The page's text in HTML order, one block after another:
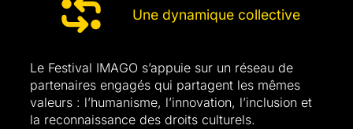
Une dynamique collective
Le Festival IMAGO s’appuie sur un réseau de
partenaires engagés qui partagent les mêmes
valeurs : l’humanisme, l’innovation, l’inclusion et
la reconnaissance des droits culturels.